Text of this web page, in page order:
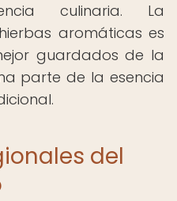
culinaria. La
aromáticas es
guardados de la
parte de la esencia
del